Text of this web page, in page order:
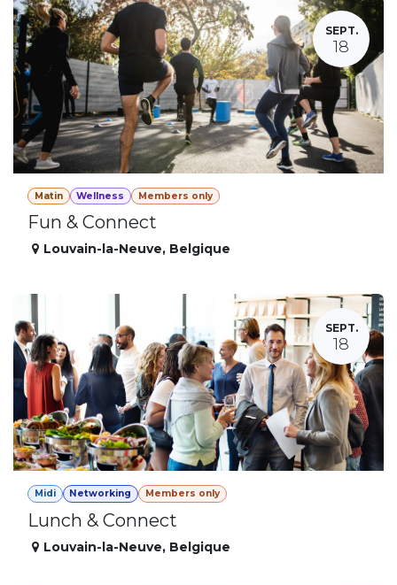
SEPT.
18
Matin Wellness Members only
Fun & Connect
Louvain-la-Neuve, Belgique
SEPT.
18
Midi Networking Members only
Lunch & Connect
Louvain-la-Neuve, Belgique